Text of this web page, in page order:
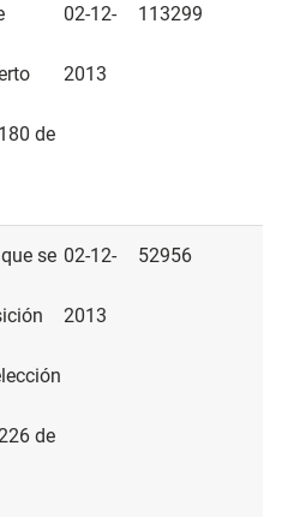
2013
de
02-12-
2013
113299
se
de
02-12-
2013
52956